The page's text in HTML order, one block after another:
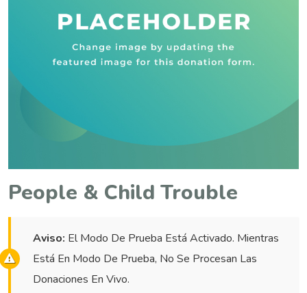
People & Child Trouble
Aviso: El Modo De Prueba Está Activado. Mientras
Está En Modo De Prueba, No Se Procesan Las
Donaciones En Vivo.